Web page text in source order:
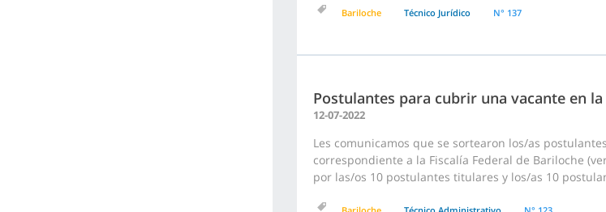
Bariloche Técnico Jurídico N° 137
Postulantes para cubrir una vacante en
12-07-2022
Les comunicamos que se sortearon los/as
correspondiente a la Fiscalía Federal de Bariloche
por las/os 10 postulantes titulares y los/as 10